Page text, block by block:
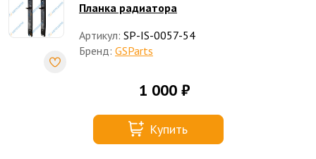
Планка радиатора
Артикул: SP-IS-0057-54
Бренд: GSParts
1 000 ₽
Купить